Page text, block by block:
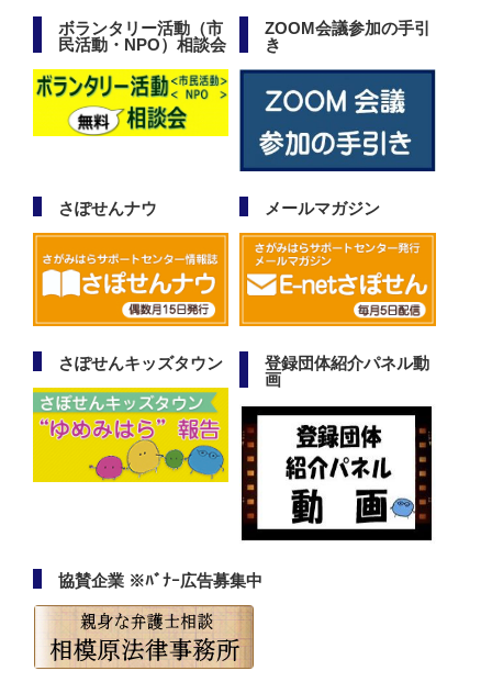
ボランタリー活動（市
民活動・NPO）相談会
ZOOM会議参加の手引
き
さぽせんナウ メールマガジン
さぽせんキッズタウン
登録団体紹介パネル動
画
協賛企業 ※ﾊﾞﾅｰ広告募集中